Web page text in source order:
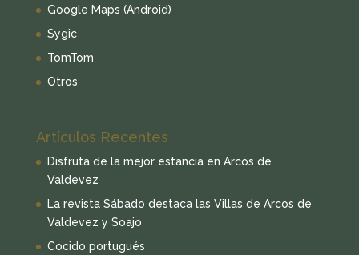
Google Maps (Android)
Sygic
TomTom
Otros
Artículos Recentes
Disfruta de la mejor estancia en Arcos de
Valdevez
La revista Sábado destaca las Villas de Arcos de
Valdevez y Soajo
Cocido portugués